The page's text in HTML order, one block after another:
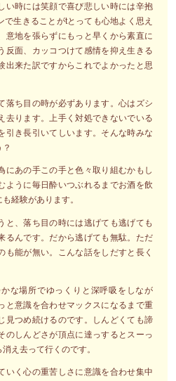
い時には笑顔で喜び悲しい時には辛抱
生きることがtとっても心地よく思え
意地を張らずにもっと早くから素直に
反面、カッコつけて感情を抑え生きる
出来た訳ですからこれでよかったと思
落ち目の時が必ずあります。心はズシ
去ります。上手く対処できないでいる
引き長引いてしいます。そんな時みな
にあの手この手と色々取り組むかもし
ように毎日酔いつぶれるまでお酒を飲
経験があります。
と、落ち目の時には逃げても逃げても
るんです。だから逃げても無駄。ただ
も能が無い。こんな話をしだすと長く
な場所でゆっくりと深呼吸をしなが
と意識を合わせマックスになるまで重
見つめ続けるのです。しんどくても諦
のしんどさが頂点に達っするとスーっ
え去って行くのです。
いく心の重苦しさに意識を合わせ集中